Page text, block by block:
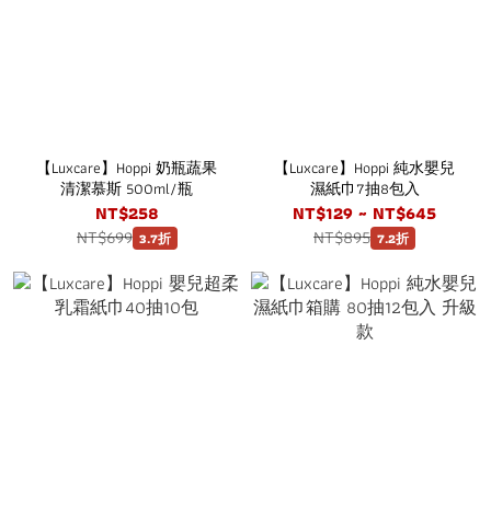
【Luxcare】Hoppi 奶瓶蔬果
清潔慕斯 500ml/瓶
NT$258
NT$699 3.7折
【Luxcare】Hoppi 純水嬰兒
濕紙巾7抽8包入
NT$129 ~ NT$645
NT$895 7.2折